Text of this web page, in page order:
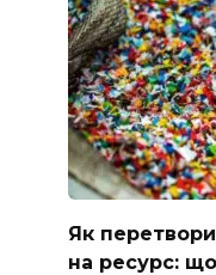
Як
на ресурс: